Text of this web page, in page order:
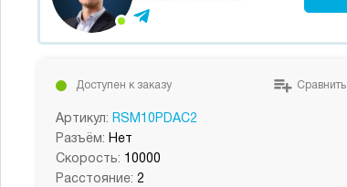
Доступен к заказу Сравнить
Артикул: RSM10PDAC2
Разъём: Нет
Скорость: 10000
Расстояние: 2